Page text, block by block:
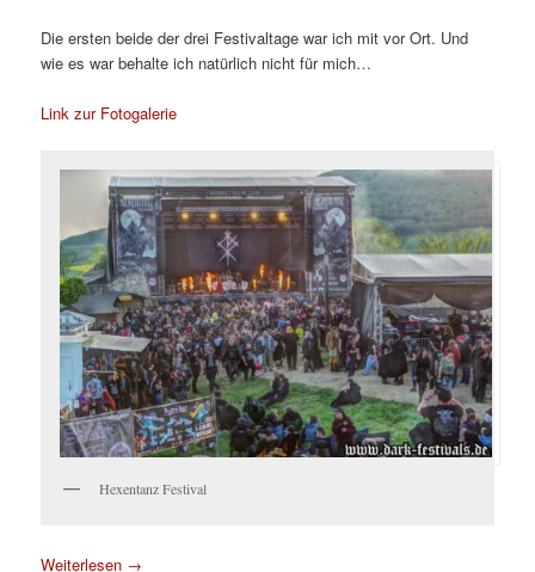
Die ersten beide der drei Festivaltage war ich mit vor Ort. Und
wie es war behalte ich natürlich nicht für mich…
Link zur Fotogalerie
Hexentanz Festival
Weiterlesen →